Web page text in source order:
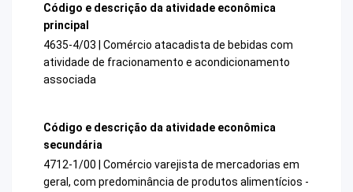
Código e descrição da atividade econômica
principal
4635-4/03 | Comércio atacadista de bebidas com
atividade de fracionamento e acondicionamento
associada
Código e descrição da atividade econômica
secundária
4712-1/00 | Comércio varejista de mercadorias em
geral, com predominância de produtos alimentícios -